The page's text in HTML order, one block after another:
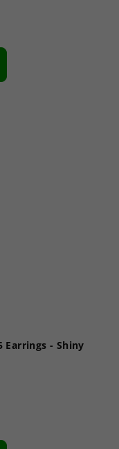
Earrings - Shiny